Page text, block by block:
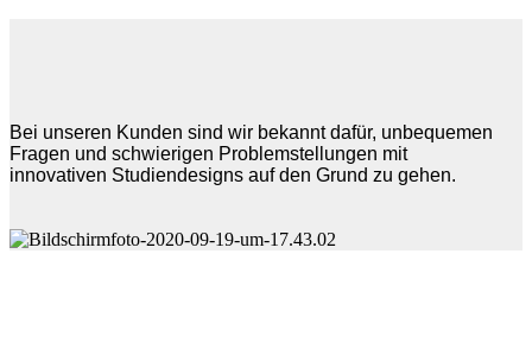
Bei unseren Kunden sind wir bekannt dafür, unbequemen
Fragen und schwierigen Problemstellungen mit
innovativen Studiendesigns auf den Grund zu gehen.